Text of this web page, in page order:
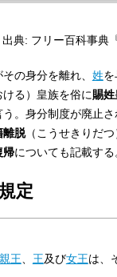
出典: フリー百科事典
その身分を離れ、 姓
る）皇族を俗に賜
。身分制度が廃止さ
離脱（こうせきりだ
帰についても記載する
定
王 王及び女王は、